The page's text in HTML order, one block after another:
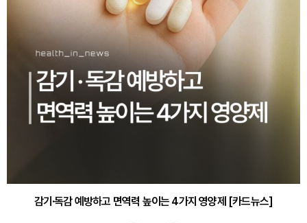
감기·독감 예방하고 면역력 높이는 4가지 영양제 [카드뉴스]